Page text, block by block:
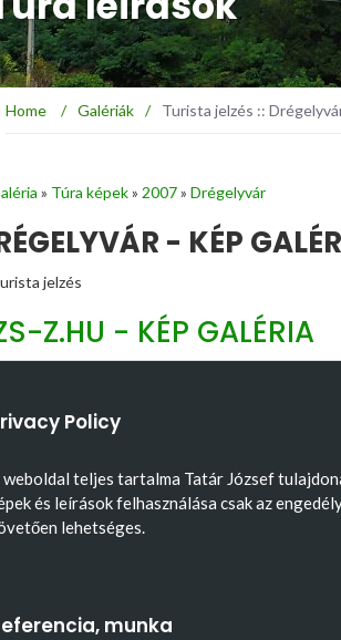
Home / Galériák / Turista jelzés ::
» Túra képek» 2007» Drégelyvár
- KÉP
Z.HU - KÉP GALÉRIA
Policy
weboldal teljes tartalma Tatár József
és leírások felhasználása csak az
lehetséges.
munka